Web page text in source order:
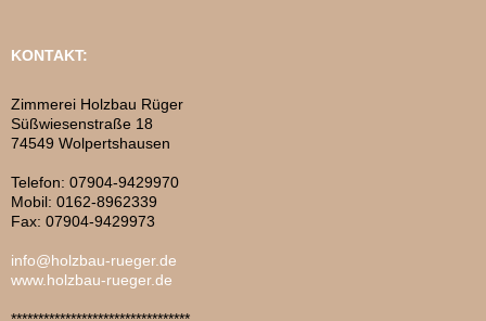
KONTAKT:
Zimmerei Holzbau Rüger
Süßwiesenstraße 18
74549 Wolpertshausen
Telefon: 07904-9429970
Mobil: 0162-8962339
Fax: 07904-9429973
info@holzbau-rueger.de
www.holzbau-rueger.de